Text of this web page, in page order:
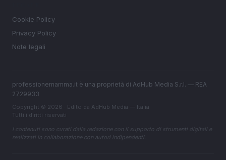
Cookie Policy
Privacy Policy
Note legali
professionemamma.it è una proprietà di AdHub Media S.r.l. — REA
2729933
Copyright © 2026 · Edito da AdHub Media — Italia
Tutti i diritti riservati
I contenuti sono curati dalla redazione con il supporto di strumenti digitali e
realizzati in collaborazione con autori indipendenti.